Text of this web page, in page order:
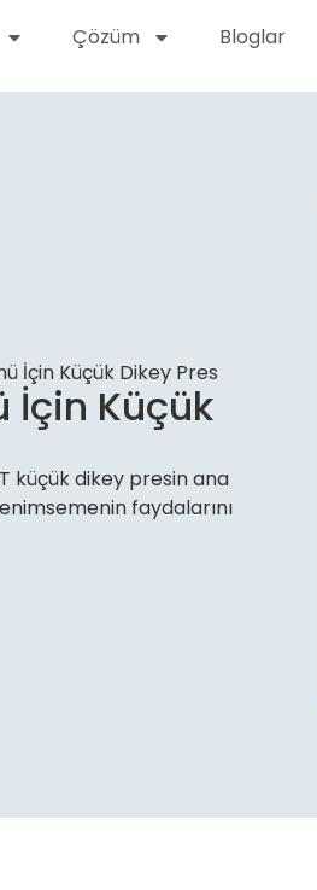
Çözüm Bloglar
İçin Küçük Dikey Pres
İçin Küçük
küçük dikey presin ana
faydalarını